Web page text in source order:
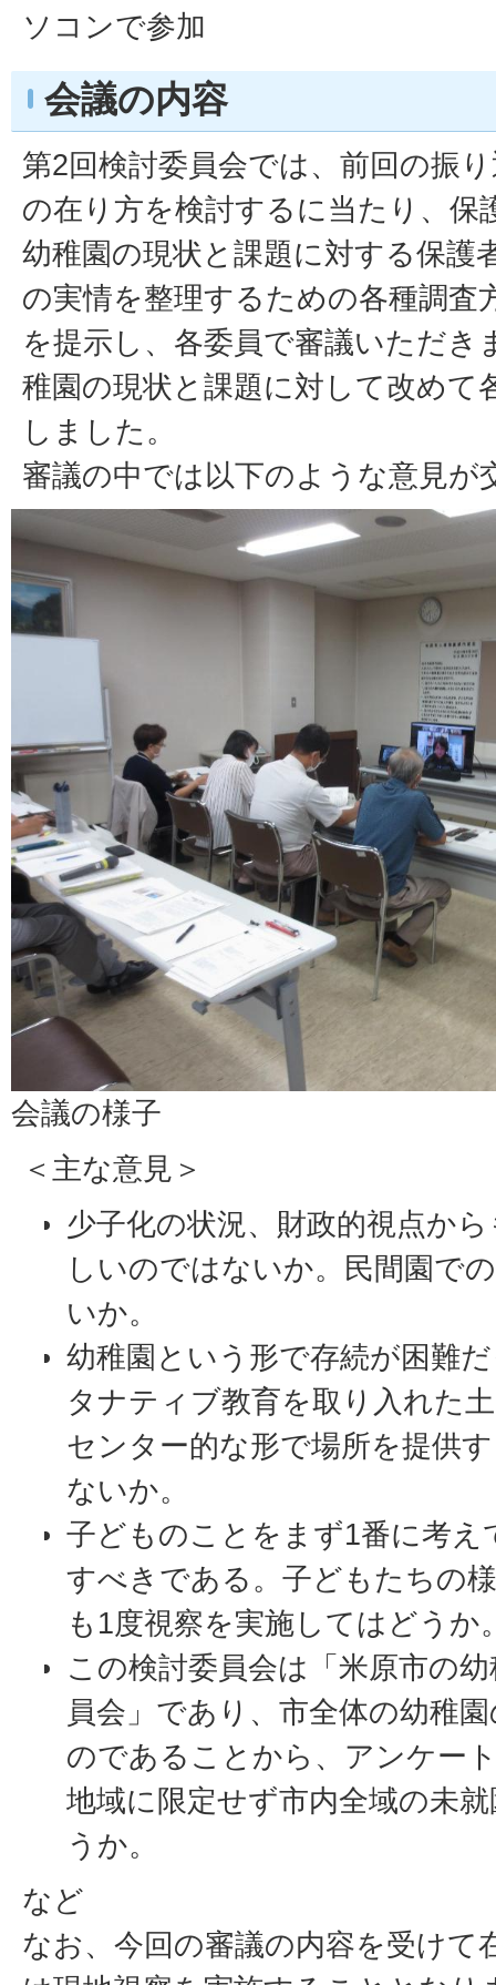
ソコンで参加
会議の内容
第2回検討委員会では、前回の振
の在り方を検討するに当たり、保
幼稚園の現状と課題に対する保護
の実情を整理するための各種調査
を提示し、各委員で審議いただき
稚園の現状と課題に対して改めて
しました。
審議の中では以下のような意見が
会議の様子
＜主な意見＞
少子化の状況、財政的視点か
しいのではないか。民間園で
いか。
幼稚園という形で存続が困難
タナティブ教育を取り入れた
センター的な形で場所を提供
ないか。
子どものことをまず1番に考え
すべきである。子どもたちの
も1度視察を実施してはどうか
この検討委員会は「米原市の
員会」であり、市全体の幼稚
のであることから、アンケー
地域に限定せず市内全域の未
うか。
など
なお、今回の審議の内容を受けて